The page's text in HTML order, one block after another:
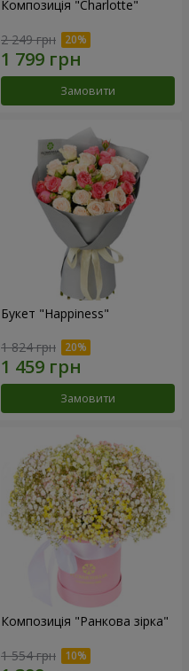
Композиція "Charlotte"
2 249 грн
Замовити
Букет "Happiness"
1 824 грн
Замовити
Композиція "Ранкова зірка"
1 554 грн